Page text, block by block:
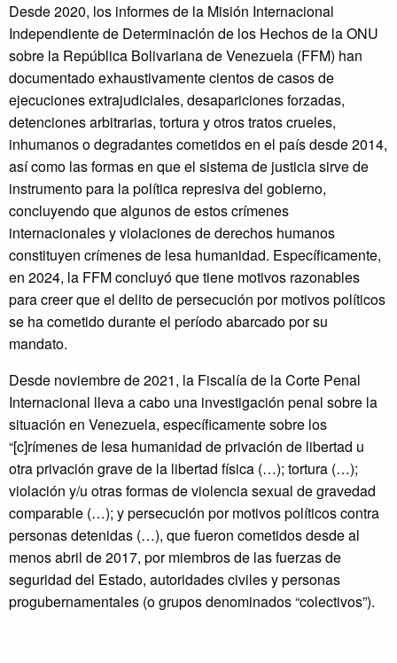
Desde 2020, los informes de la Misión Internacional
Independiente de Determinación de los Hechos de la ONU
sobre la República Bolivariana de Venezuela (FFM) han
documentado exhaustivamente cientos de casos de
ejecuciones extrajudiciales, desapariciones forzadas,
detenciones arbitrarias, tortura y otros tratos crueles,
inhumanos o degradantes cometidos en el país desde 2014,
así como las formas en que el sistema de justicia sirve de
instrumento para la política represiva del gobierno,
concluyendo que algunos de estos crímenes
internacionales y violaciones de derechos humanos
constituyen crímenes de lesa humanidad. Específicamente,
en 2024, la FFM concluyó que tiene motivos razonables
para creer que el delito de persecución por motivos políticos
se ha cometido durante el período abarcado por su
mandato.
Desde noviembre de 2021, la Fiscalía de la Corte Penal
Internacional lleva a cabo una investigación penal sobre la
situación en Venezuela, específicamente sobre los
“[c]rímenes de lesa humanidad de privación de libertad u
otra privación grave de la libertad física (…); tortura (…);
violación y/u otras formas de violencia sexual de gravedad
comparable (…); y persecución por motivos políticos contra
personas detenidas (…), que fueron cometidos desde al
menos abril de 2017, por miembros de las fuerzas de
seguridad del Estado, autoridades civiles y personas
progubernamentales (o grupos denominados “colectivos”).